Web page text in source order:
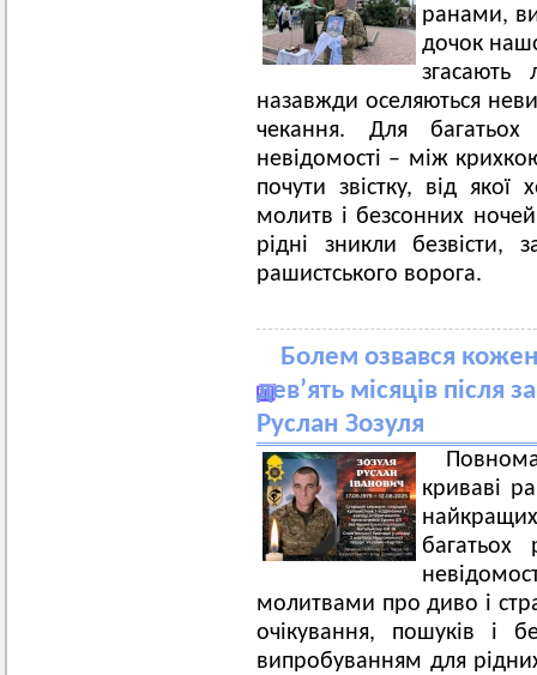
ранами,
дочок
згасають
назавжди оселяються
чекання. Для
невідомості – між
почути звістку, від
молитв і безсонних
рідні зникли безвісти,
рашистського ворога.
Болем озвався
дев’ять місяців після
Руслан Зозуля
криваві
молитвами про диво і
очікування, пошуків і
випробуванням для